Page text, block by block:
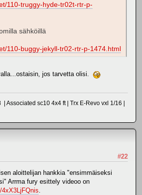
110-truggy-hyde-tr02t-rtr-p-
sähköillä
110-buggy-jekyll-tr02-rtr-p-1474.html
jos tarvetta olisi.
Associated sc10 4x4 ft | Trx E-Revo vxl 1/16 |
#22
aloittelijan hankkia "ensimmäiseksi
Arrma fury esittely videoo on
.